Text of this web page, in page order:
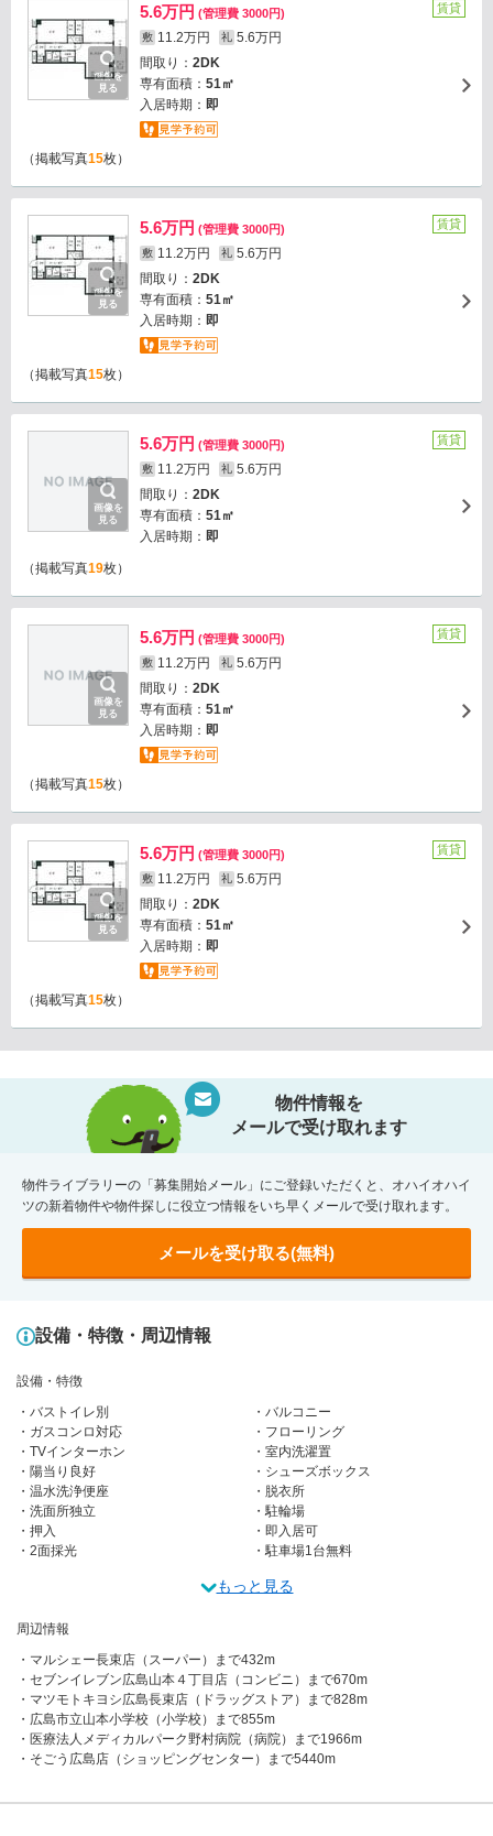
画像を
見る
5.6万円 (管理費 3000円)
敷 11.2万円 礼 5.6万円
間取り： 2DK
専有面積： 51㎡
入居時期： 即
賃貸
（掲載写真15枚）
画像を
見る
5.6万円 (管理費 3000円)
敷 11.2万円 礼 5.6万円
間取り： 2DK
専有面積： 51㎡
入居時期： 即
賃貸
（掲載写真15枚）
画像を
見る
5.6万円 (管理費 3000円)
敷 11.2万円 礼 5.6万円
間取り： 2DK
専有面積： 51㎡
入居時期： 即
賃貸
（掲載写真19枚）
画像を
見る
5.6万円 (管理費 3000円)
敷 11.2万円 礼 5.6万円
間取り： 2DK
専有面積： 51㎡
入居時期： 即
賃貸
（掲載写真15枚）
画像を
見る
5.6万円 (管理費 3000円)
敷 11.2万円 礼 5.6万円
間取り： 2DK
専有面積： 51㎡
入居時期： 即
賃貸
（掲載写真15枚）
物件情報を
メールで受け取れます
物件ライブラリーの「募集開始メール」にご登録いただくと、オハイオハイ
ツの新着物件や物件探しに役立つ情報をいち早くメールで受け取れます。
メールを受け取る(無料)
設備・特徴・周辺情報
設備・特徴
バストイレ別
バルコニー
ガスコンロ対応
フローリング
TVインターホン
室内洗濯置
陽当り良好
シューズボックス
温水洗浄便座
脱衣所
洗面所独立
駐輪場
押入
即入居可
2面採光
駐車場1台無料
もっと見る
周辺情報
マルシェー長束店（スーパー）まで432m
セブンイレブン広島山本４丁目店（コンビニ）まで670m
マツモトキヨシ広島長束店（ドラッグストア）まで828m
広島市立山本小学校（小学校）まで855m
医療法人メディカルパーク野村病院（病院）まで1966m
そごう広島店（ショッピングセンター）まで5440m